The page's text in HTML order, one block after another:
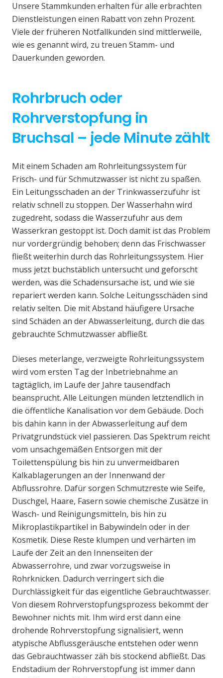
Unsere Stammkunden erhalten für alle erbrachten
Dienstleistungen einen Rabatt von zehn Prozent.
Viele der früheren Notfallkunden sind mittlerweile,
wie es genannt wird, zu treuen Stamm- und
Dauerkunden geworden.
Rohrbruch oder
Rohrverstopfung in
Bruchsal – jede Minute zählt
Mit einem Schaden am Rohrleitungssystem für
Frisch- und für Schmutzwasser ist nicht zu spaßen.
Ein Leitungsschaden an der Trinkwasserzufuhr ist
relativ schnell zu stoppen. Der Wasserhahn wird
zugedreht, sodass die Wasserzufuhr aus dem
Wasserkran gestoppt ist. Doch damit ist das Problem
nur vordergründig behoben; denn das Frischwasser
fließt weiterhin durch das Rohrleitungssystem. Hier
muss jetzt buchstäblich untersucht und geforscht
werden, was die Schadensursache ist, und wie sie
repariert werden kann. Solche Leitungsschäden sind
relativ selten. Die mit Abstand häufigere Ursache
sind Schäden an der Abwasserleitung, durch die das
gebrauchte Schmutzwasser abfließt.
Dieses meterlange, verzweigte Rohrleitungssystem
wird vom ersten Tag der Inbetriebnahme an
tagtäglich, im Laufe der Jahre tausendfach
beansprucht. Alle Leitungen münden letztendlich in
die öffentliche Kanalisation vor dem Gebäude. Doch
bis dahin kann in der Abwasserleitung auf dem
Privatgrundstück viel passieren. Das Spektrum reicht
vom unsachgemäßen Entsorgen mit der
Toilettenspülung bis hin zu unvermeidbaren
Kalkablagerungen an der Innenwand der
Abflussrohre. Dafür sorgen Schmutzreste wie Seife,
Duschgel, Haare, Fasern sowie chemische Zusätze in
Wasch- und Reinigungsmitteln, bis hin zu
Mikroplastikpartikel in Babywindeln oder in der
Kosmetik. Diese Reste klumpen und verhärten im
Laufe der Zeit an den Innenseiten der
Abwasserrohre, und zwar vorzugsweise in
Rohrknicken. Dadurch verringert sich die
Durchlässigkeit für das eigentliche Gebrauchtwasser.
Von diesem Rohrverstopfungsprozess bekommt der
Bewohner nichts mit. Ihm wird erst dann eine
drohende Rohrverstopfung signalisiert, wenn
atypische Abflussgeräusche entstehen oder wenn
das Gebrauchtwasser zäh bis stockend abfließt. Das
Endstadium der Rohrverstopfung ist immer dann